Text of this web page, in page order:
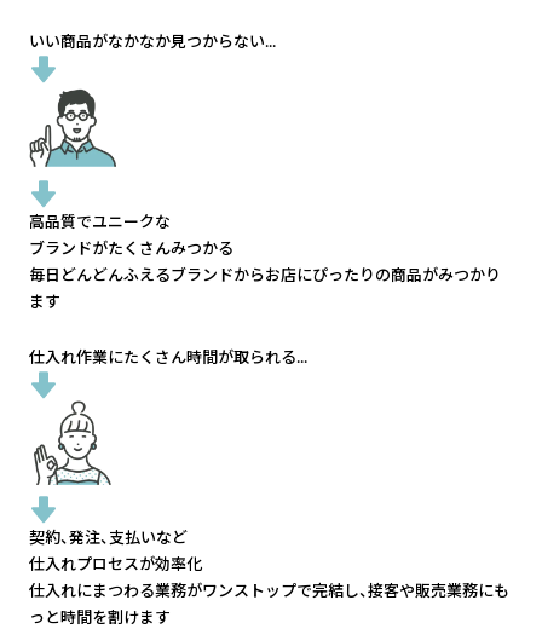
いい商品がなかなか見つからない...
高品質でユニークな
ブランドがたくさんみつかる
毎日どんどんふえるブランドからお店にぴったりの商品がみつかり
ます
仕入れ作業にたくさん時間が取られる...
契約、発注、支払いなど
仕入れプロセスが効率化
仕入れにまつわる業務がワンストップで完結し、接客や販売業務にも
っと時間を割けます